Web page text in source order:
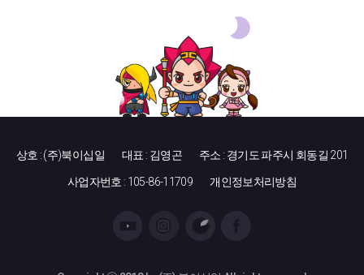
상호 : (주)북이십일 대표 : 김영곤 주소 : 경기도 파주시 회동길 201
사업자번호 : 105-86-11709 개인정보처리방침